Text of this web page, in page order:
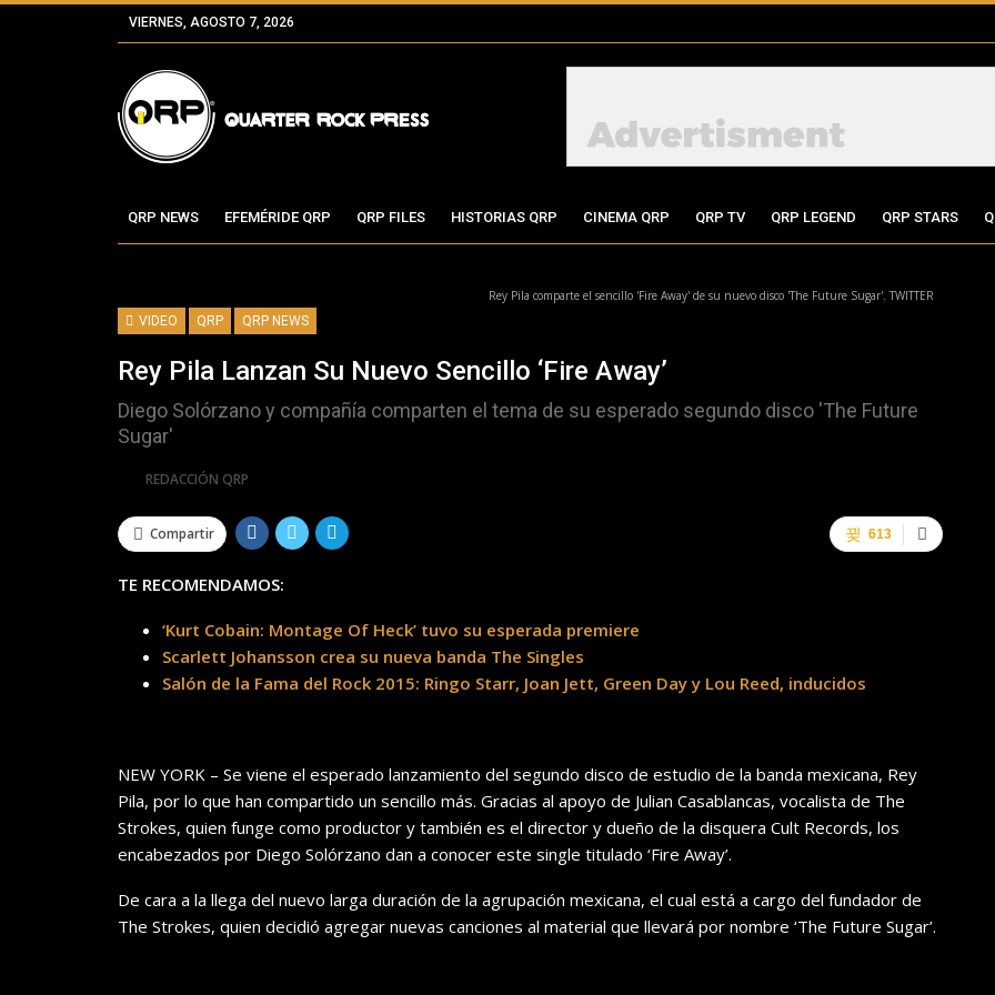
VIERNES, AGOSTO 7, 2026
QRP NEWS EFEMÉRIDE QRP QRP FILES HISTORIAS QRP CINEMA QRP QRP TV QRP LEGEND QRP STARS
Rey Pila comparte el sencillo 'Fire Away' de su nuevo disco 'The Future Sugar'. TWITTER
VIDEO
QRP QRP NEWS
Rey Pila Lanzan Su Nuevo Sencillo ‘Fire Away’
Diego Solórzano y compañía comparten el tema de su esperado segundo disco 'The Future
Sugar'
REDACCIÓN QRP
613
Compartir
TE RECOMENDAMOS:
‘Kurt Cobain: Montage Of Heck’ tuvo su esperada premiere
Scarlett Johansson crea su nueva banda The Singles
Salón de la Fama del Rock 2015: Ringo Starr, Joan Jett, Green Day y Lou Reed, inducidos
NEW YORK – Se viene el esperado lanzamiento del segundo disco de estudio de la banda mexicana, Rey
Pila, por lo que han compartido un sencillo más. Gracias al apoyo de Julian Casablancas, vocalista de The
Strokes, quien funge como productor y también es el director y dueño de la disquera Cult Records, los
encabezados por Diego Solórzano dan a conocer este single titulado ‘Fire Away’.
De cara a la llega del nuevo larga duración de la agrupación mexicana, el cual está a cargo del fundador de
The Strokes, quien decidió agregar nuevas canciones al material que llevará por nombre ‘The Future Sugar’.